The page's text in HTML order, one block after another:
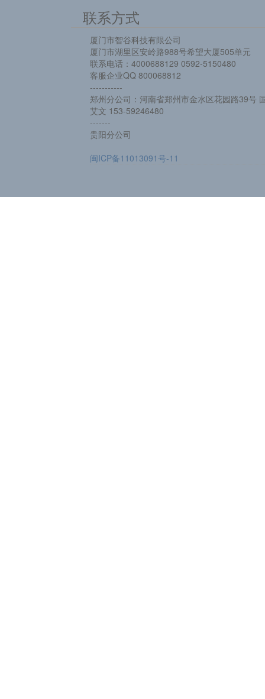
联系方式
厦门市智谷科技有限公司
厦门市湖里区安岭路988号希望大厦505单元
联系电话：4000688129 0592-5150480
客服企业QQ 800068812
-----------
郑州分公司：河南省郑州市金水区花园路39号
艾文 153-59246480
-------
贵阳分公司
闽ICP备11013091号-11